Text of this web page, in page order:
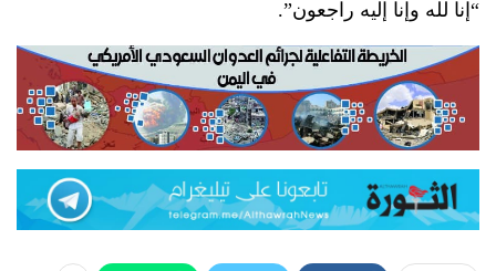
“إنا لله وإنا إليه راجعون”.